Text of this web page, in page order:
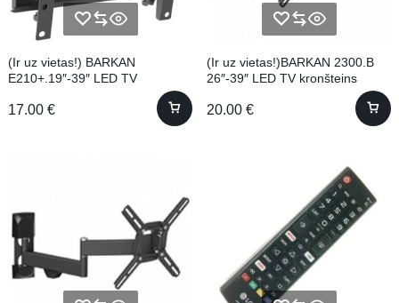
(Ir uz vietas!) BARKAN
E210+.19″-39″ LED TV
17.00 €
(Ir uz vietas!)BARKAN 2300.B
26″-39″ LED TV kronšteins
20.00 €